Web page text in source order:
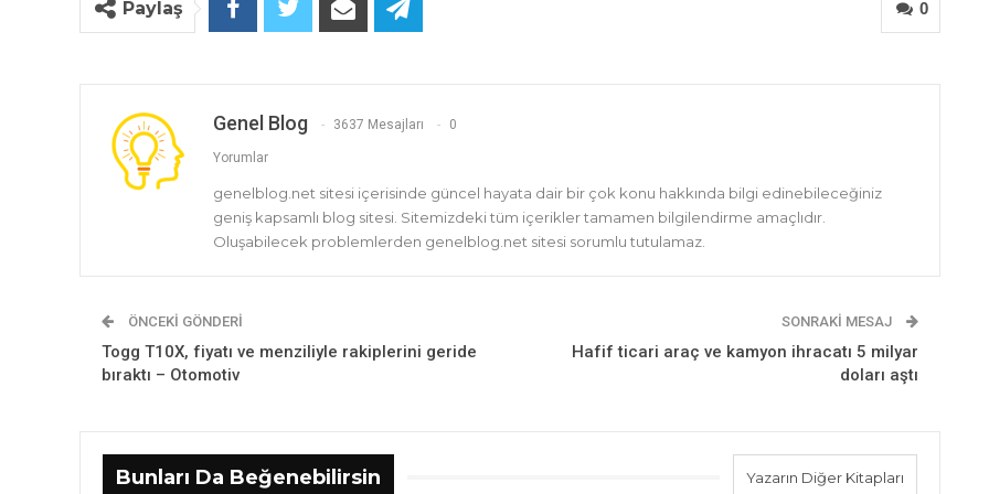
0
Paylaş
Genel Blog 3637 Mesajları 0
Yorumlar
genelblog.net sitesi içerisinde güncel hayata dair bir çok konu hakkında bilgi edinebileceğiniz
geniş kapsamlı blog sitesi. Sitemizdeki tüm içerikler tamamen bilgilendirme amaçlıdır.
Oluşabilecek problemlerden genelblog.net sitesi sorumlu tutulamaz.
ÖNCEKI GÖNDERI
Togg T10X, fiyatı ve menziliyle rakiplerini geride
bıraktı – Otomotiv
SONRAKI MESAJ
Hafif ticari araç ve kamyon ihracatı 5 milyar
doları aştı
Bunları Da Beğenebilirsin Yazarın Diğer Kitapları